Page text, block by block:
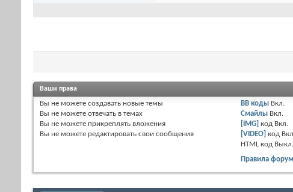
Ваши права
Вы не можете создавать новые темы
Вы не можете отвечать в темах
Вы не можете прикреплять вложения
Вы не можете редактировать свои сообщения
BB коды Вкл.
Смайлы Вкл.
[IMG] код Вкл.
[VIDEO] код
HTML код Выкл.
Правила